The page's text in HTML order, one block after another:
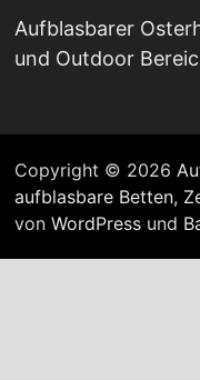
Aufblasbarer
und Outdoor
Copyright © 2026
aufblasbare Betten,
von WordPressund